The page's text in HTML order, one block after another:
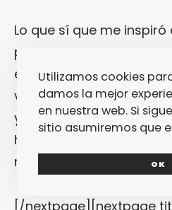
Lo que sí que me
principio fue la gracia
esos sonidos de cajas
viejos con instrumentos
y otros más
hemos utilizado para
nuestras canciones y lo
[/nextpage][nextpage
Utilizamos cookies
damos la mejor
en nuestra web. Si
sitio asumiremos que
OK